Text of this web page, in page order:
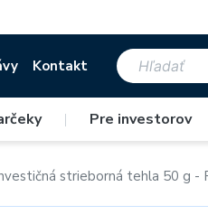
Kontakt
| Pre investorov
strieborná tehla 50 g -